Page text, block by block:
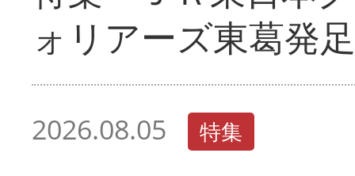
ォリアーズ東葛発足
2026.08.05 特集